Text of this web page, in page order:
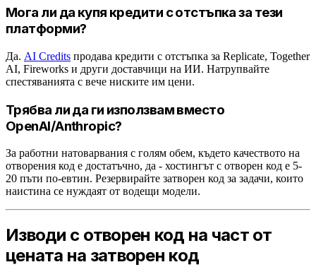
Мога ли да купя кредити с отстъпка за тези
платформи?
Да. AI Credits продава кредити с отстъпка за Replicate, Together
AI, Fireworks и други доставчици на ИИ. Натрупвайте
спестяванията с вече ниските им цени.
Трябва ли да ги използвам вместо
OpenAI/Anthropic?
За работни натоварвания с голям обем, където качеството на
отворения код е достатъчно, да - хостингът с отворен код е 5-
20 пъти по-евтин. Резервирайте затворен код за задачи, които
наистина се нуждаят от водещи модели.
Изводи с отворен код на част от
цената на затворен код